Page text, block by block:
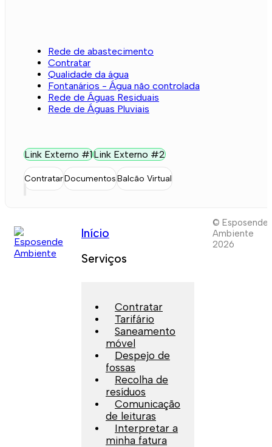
Rede de abastecimento
Contratar
Qualidade da água
Fontanários - Água não controlada
Rede de Águas Residuais
Rede de Águas Pluviais
Link Externo #1Link Externo #2
ContratarDocumentosBalcão Virtual
Início
Serviços
Contratar
Tarifário
Saneamento
móvel
Despejo de
fossas
Recolha de
resíduos
Comunicação
de leituras
Interpretar a
minha fatura
© Esposende
Ambiente
2026